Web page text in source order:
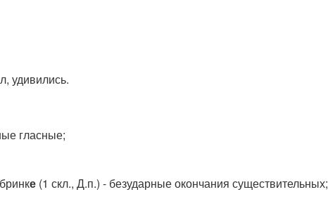
удивились.
гласные;
е(1 скл., Д.п.) - безударные окончания существительных;